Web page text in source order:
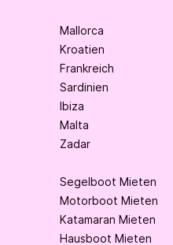
Mallorca
Kroatien
Frankreich
Sardinien
Ibiza
Malta
Zadar
Segelboot Mieten
Motorboot Mieten
Katamaran Mieten
Hausboot Mieten